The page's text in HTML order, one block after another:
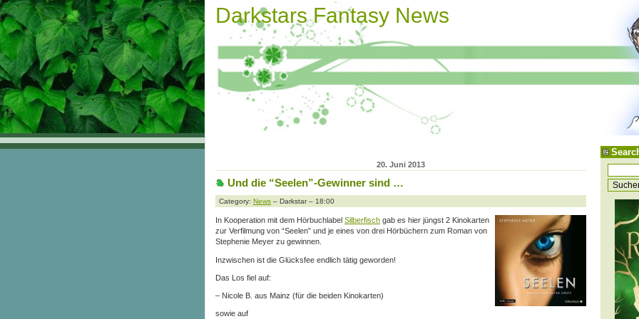
Darkstars Fantasy News
20. Juni 2013
Und die “Seelen”-Gewinner sind …
Category: News – Darkstar – 18:00
In Kooperation mit dem Hörbuchlabel Silberfisch gab es hier jüngst 2 Kinokarten
zur Verfilmung von “Seelen” und je eines von drei Hörbüchern zum Roman von
Stephenie Meyer zu gewinnen.
Inzwischen ist die Glücksfee endlich tätig geworden!
Das Los fiel auf:
– Nicole B. aus Mainz (für die beiden Kinokarten)
sowie auf